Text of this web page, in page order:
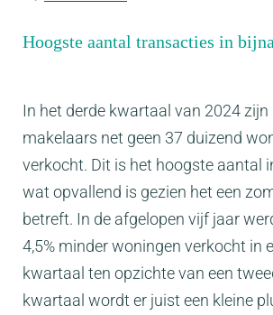
Hoogste aantal transacties in
In het derde kwartaal van 2024 zijn
makelaars net geen 37 duizend
verkocht. Dit is het hoogste aantal
wat opvallend is gezien het een
betreft. In de afgelopen vijf jaar
4,5% minder woningen verkocht in
kwartaal ten opzichte van een
kwartaal wordt er juist een kleine